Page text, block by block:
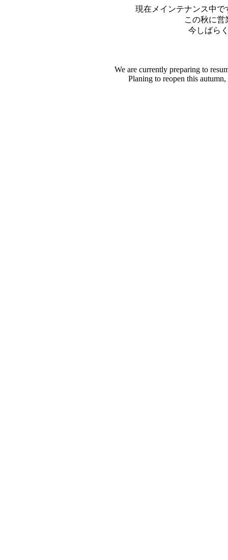
現在メインテナンス中
この秋に営
今しばら
We are currently preparing to
Planing to reopen this